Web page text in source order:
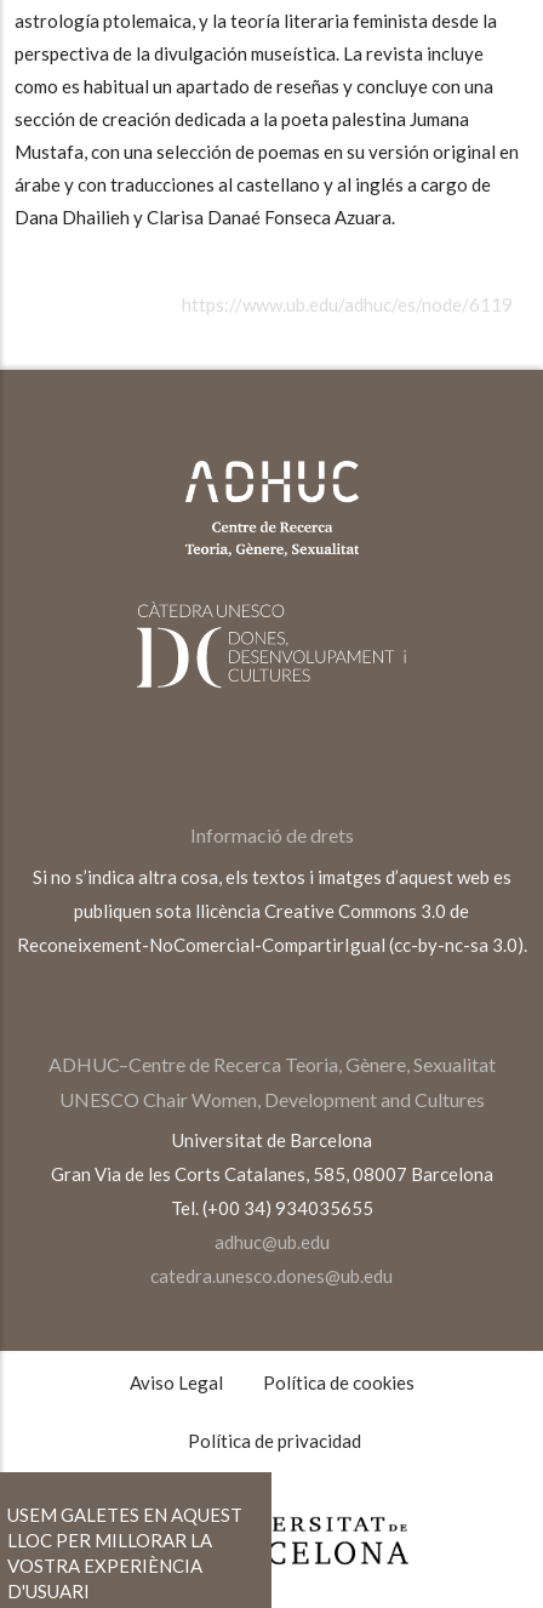
astrología ptolemaica, y la teoría literaria feminista desde la
perspectiva de la divulgación museística. La revista incluye
como es habitual un apartado de reseñas y concluye con una
sección de creación dedicada a la poeta palestina Jumana
Mustafa, con una selección de poemas en su versión original en
árabe y con traducciones al castellano y al inglés a cargo de
Dana Dhailieh y Clarisa Danaé Fonseca Azuara.
https://www.ub.edu/adhuc/es/node/6119
Informació de drets
Si no s’indica altra cosa, els textos i imatges d’aquest web es
publiquen sota llicència Creative Commons 3.0 de
Reconeixement-NoComercial-CompartirIgual (cc-by-nc-sa 3.0).
ADHUC–Centre de Recerca Teoria, Gènere, Sexualitat
UNESCO Chair Women, Development and Cultures
Universitat de Barcelona
Gran Via de les Corts Catalanes, 585, 08007 Barcelona
Tel. (+00 34) 934035655
adhuc@ub.edu
catedra.unesco.dones@ub.edu
TEXTOS
Aviso Legal Política de cookies
Política de privacidad
USEM GALETES EN AQUEST
LLOC PER MILLORAR LA
VOSTRA EXPERIÈNCIA
D'USUARI